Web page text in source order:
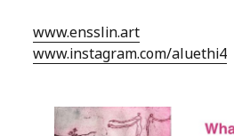
www.ensslin.art
www.instagram.com/aluethi4